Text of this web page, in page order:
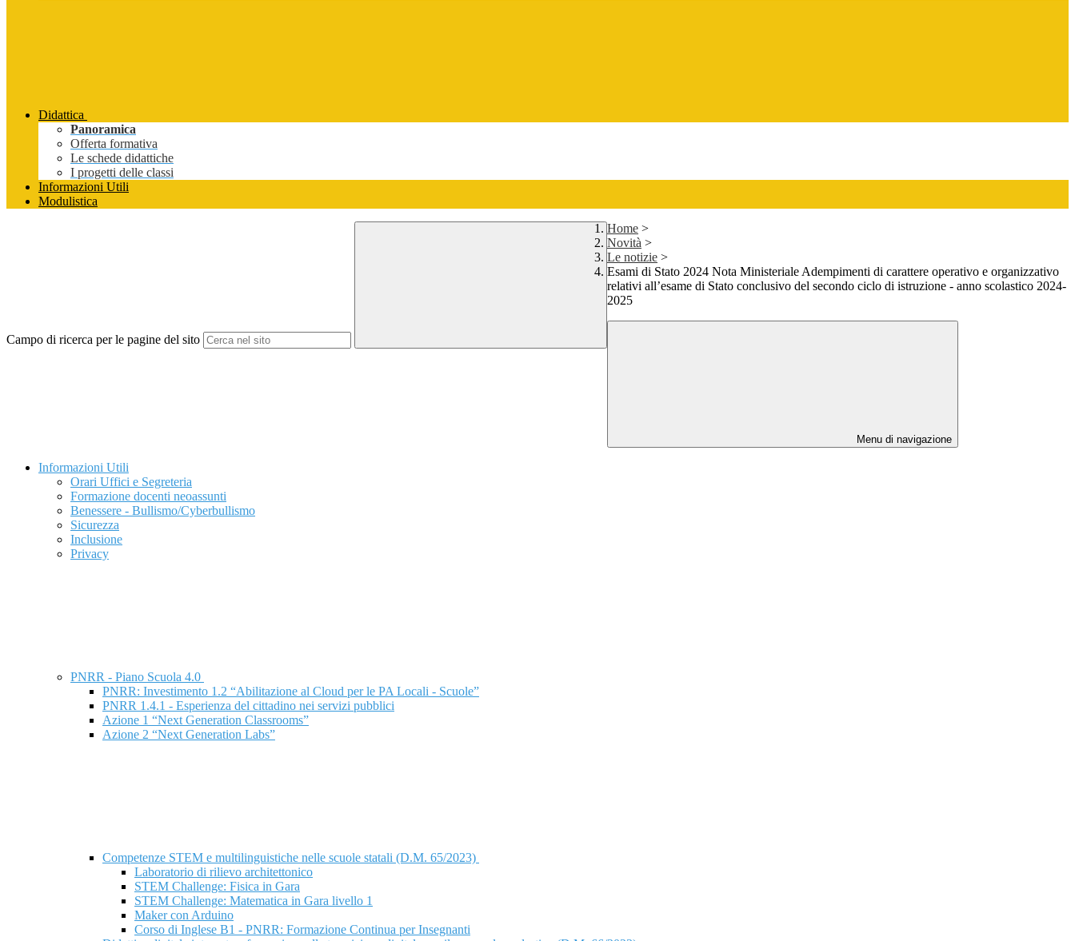
Didattica
Panoramica
Offerta formativa
Le schede didattiche
I progetti delle classi
Informazioni Utili
Modulistica
Campo di ricerca per le pagine del sito
Home >
Novità >
Le notizie >
Esami di Stato 2024 Nota Ministeriale Adempimenti di carattere operativo e organizzativo
relativi all’esame di Stato conclusivo del secondo ciclo di istruzione - anno scolastico 2024-
2025
Menu di navigazione
Informazioni Utili
Orari Uffici e Segreteria
Formazione docenti neoassunti
Benessere - Bullismo/Cyberbullismo
Sicurezza
Inclusione
Privacy
PNRR - Piano Scuola 4.0
PNRR: Investimento 1.2 “Abilitazione al Cloud per le PA Locali - Scuole”
PNRR 1.4.1 - Esperienza del cittadino nei servizi pubblici
Azione 1 “Next Generation Classrooms”
Azione 2 “Next Generation Labs”
Competenze STEM e multilinguistiche nelle scuole statali (D.M. 65/2023)
Laboratorio di rilievo architettonico
STEM Challenge: Fisica in Gara
STEM Challenge: Matematica in Gara livello 1
Maker con Arduino
Corso di Inglese B1 - PNRR: Formazione Continua per Insegnanti